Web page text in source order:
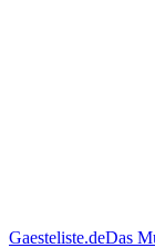
Gaesteliste.deDas